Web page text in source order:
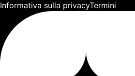
Informativa sulla privacyTermini